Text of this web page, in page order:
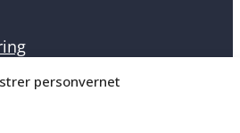
personvernet